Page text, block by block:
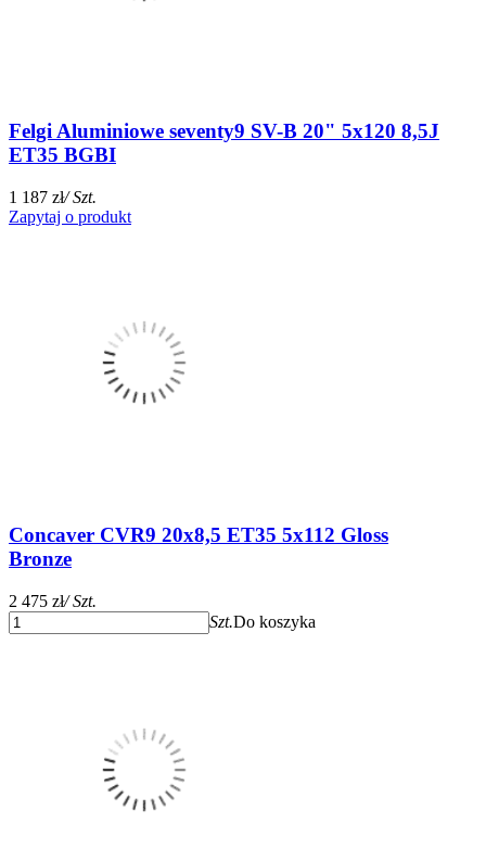
Felgi Aluminiowe seventy9 SV-B 20" 5x120 8,5J
ET35 BGBI
1 187 zł/ Szt.
Zapytaj o produkt
Concaver CVR9 20x8,5 ET35 5x112 Gloss
Bronze
2 475 zł/ Szt.
Szt.Do koszyka